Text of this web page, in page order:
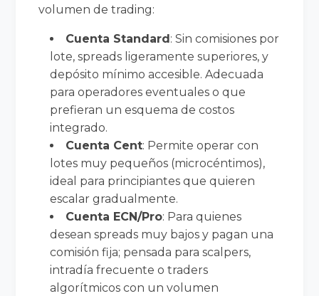
volumen de trading:
Cuenta Standard : Sin comisiones por
lote, spreads ligeramente superiores, y
depósito mínimo accesible. Adecuada
para operadores eventuales o que
prefieran un esquema de costos
integrado.
Cuenta Cent: Permite operar con
lotes muy pequeños (microcéntimos),
ideal para principiantes que quieren
escalar gradualmente.
Cuenta ECN/Pro: Para quienes
desean spreads muy bajos y pagan una
comisión fija; pensada para scalpers,
intradía frecuente o traders
algorítmicos con un volumen